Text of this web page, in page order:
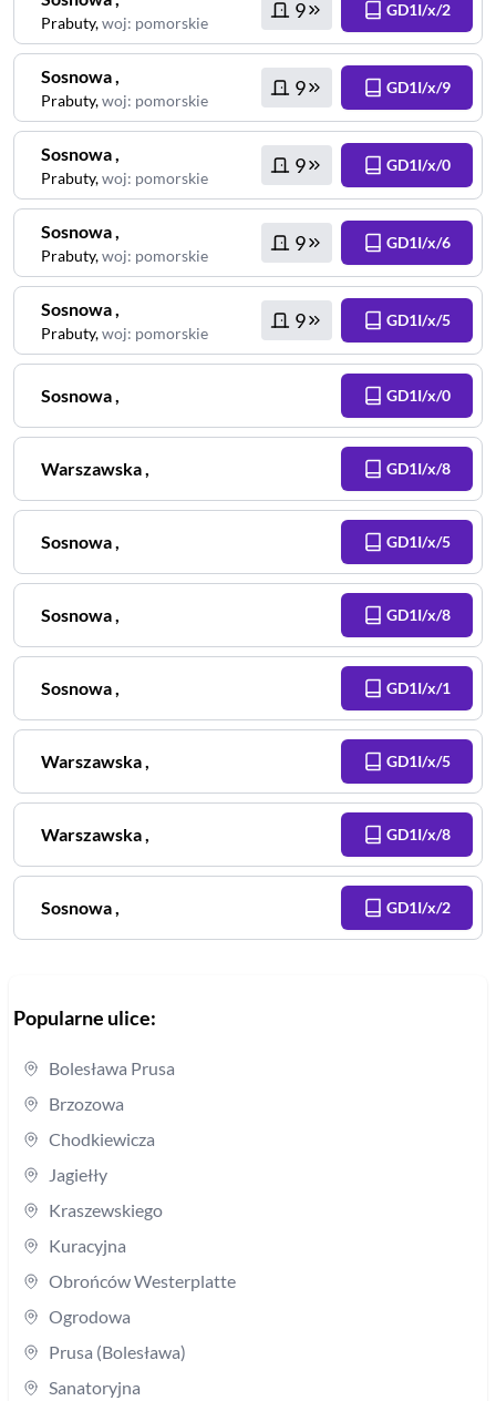
Prabuty,woj: pomorskie
9 GD1I/x/2
Sosnowa,
Prabuty,woj: pomorskie
9 GD1I/x/9
Sosnowa,
Prabuty,woj: pomorskie
9 GD1I/x/0
Sosnowa,
Prabuty,woj: pomorskie
9 GD1I/x/6
Sosnowa,
Prabuty,woj: pomorskie
9 GD1I/x/5
Sosnowa, GD1I/x/0
Warszawska, GD1I/x/8
Sosnowa, GD1I/x/5
Sosnowa, GD1I/x/8
Sosnowa, GD1I/x/1
Warszawska, GD1I/x/5
Warszawska, GD1I/x/8
Sosnowa, GD1I/x/2
Popularne ulice:
Bolesława Prusa
Brzozowa
Chodkiewicza
Jagiełły
Kraszewskiego
Kuracyjna
Obrońców Westerplatte
Ogrodowa
Prusa (Bolesława)
Sanatoryjna